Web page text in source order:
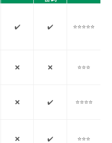
✔️ ✔️ ⭐⭐⭐⭐⭐
❌ ❌ ⭐⭐⭐
❌ ✔️ ⭐⭐⭐⭐
❌ ✔️ ⭐⭐⭐